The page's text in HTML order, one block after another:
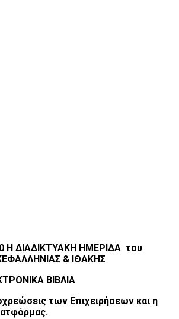
Η ΔΙΑΔΙΚΤΥΑΚΗ ΗΜΕΡΙΔΑ του
& ΙΘΑΚΗΣ
ΒΙΒΛΙΑ
των Επιχειρήσεων και η